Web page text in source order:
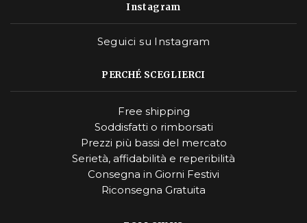
Instagram
Seguici su Instagram
PERCHÉ SCEGLIERCI
Free shipping
Soddisfatti o rimborsati
Prezzi più bassi del mercato
Serietà, affidabilità e reperibilità
Consegna in Giorni Festivi
Riconsegna Gratuita